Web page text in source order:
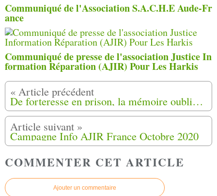
Communiqué de l'Association S.A.C.H.E Aude-Fr
ance
Communiqué de presse de l'association Justice In
formation Réparation (AJIR) Pour Les Harkis
De forteresse en prison, la mémoire oubliée de la citadelle de Doullens (80) :
Campagne Info AJIR France Octobre 2020
COMMENTER CET ARTICLE
Ajouter un commentaire